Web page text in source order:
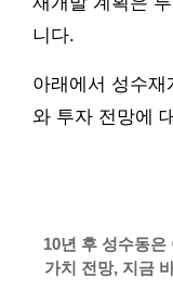
니다.
아래에서 성수재
와 투자 전망에
10년 후 성수동은
가치 전망, 지금